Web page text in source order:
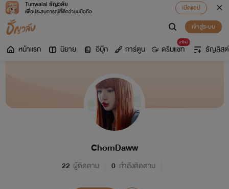
Tunwalai ธัญวลัย
เพื่อประสบการณ์ที่ดีกว่าบนมือถือ
เปิดแอป
เข้าสู่ระบบ
หน้าแรก นิยาย อีบุ๊ก การ์ตูน
มาใหม่
ดรีมแชท ธัญลิสต์
ChomDaww
22 ผู้ติดตาม 0 กำลังติดตาม